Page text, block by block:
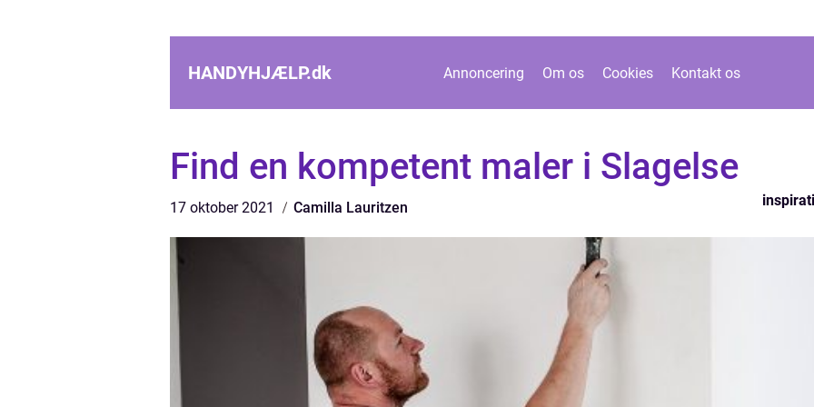
HANDYHJÆLP.dk Annoncering Om os Cookies Kontakt os
Find en kompetent maler i Slagelse
17 oktober 2021 Camilla Lauritzen